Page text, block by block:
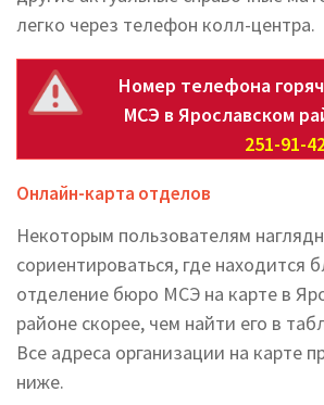
легко через телефон колл-центра.
Номер телефона
МСЭ в Ярославском
251-91-
Онлайн-карта отделов
Некоторым пользователям
сориентироваться, где находится
отделение бюро МСЭ на карте в
районе скорее, чем найти его в
Все адреса организации на карте
ниже.